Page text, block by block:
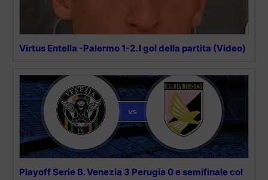
Virtus Entella -Palermo 1-2. I gol della partita (Video)
Playoff Serie B. Venezia 3 Perugia 0 e semifinale col